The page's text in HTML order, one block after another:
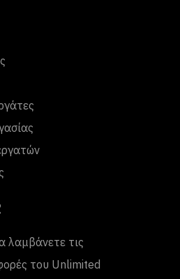
λαμβάνετε τις
του Unlimited